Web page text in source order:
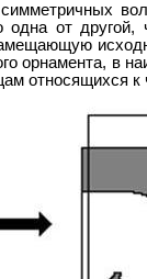
одна от
орнамента, в
относящихся